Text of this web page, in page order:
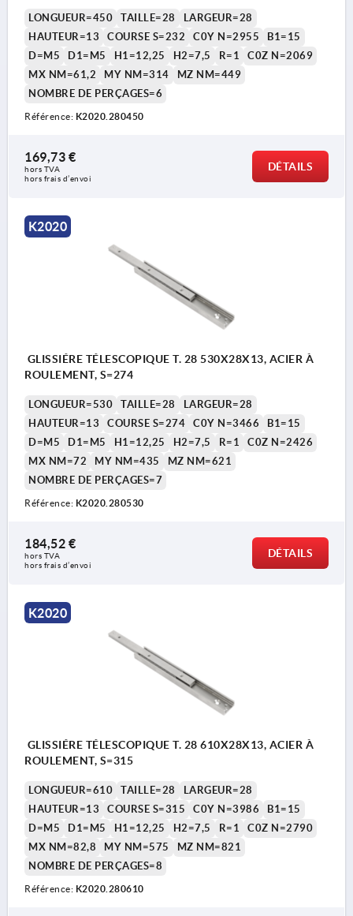
LONGUEUR=450 TAILLE=28
LARGEUR=28
HAUTEUR=13
COURSE S=232 C0Y N=2955
B1=15
D=M5
D1=M5 H1=12,25 H2=7,5 R=1
C0Z N=2069
MX NM=61,2
MY NM=314
MZ NM=449
NOMBRE DE PERÇAGES=6
Référence: K2020.280450
169,73 €
hors TVA
hors frais d’envoi
DÉTAILS
K2020
GLISSIÉRE TÉLESCOPIQUE T. 28 530X28X13, ACIER À
ROULEMENT, S=274
LONGUEUR=530 TAILLE=28
LARGEUR=28
HAUTEUR=13
COURSE S=274 C0Y N=3466
B1=15
D=M5
D1=M5 H1=12,25 H2=7,5 R=1
C0Z N=2426
MX NM=72
MY NM=435
MZ NM=621
NOMBRE DE PERÇAGES=7
Référence: K2020.280530
184,52 €
hors TVA
hors frais d’envoi
DÉTAILS
K2020
GLISSIÉRE TÉLESCOPIQUE T. 28 610X28X13, ACIER À
ROULEMENT, S=315
LONGUEUR=610 TAILLE=28
LARGEUR=28
HAUTEUR=13
COURSE S=315 C0Y N=3986
B1=15
D=M5
D1=M5 H1=12,25 H2=7,5 R=1
C0Z N=2790
MX NM=82,8
MY NM=575
MZ NM=821
NOMBRE DE PERÇAGES=8
Référence: K2020.280610